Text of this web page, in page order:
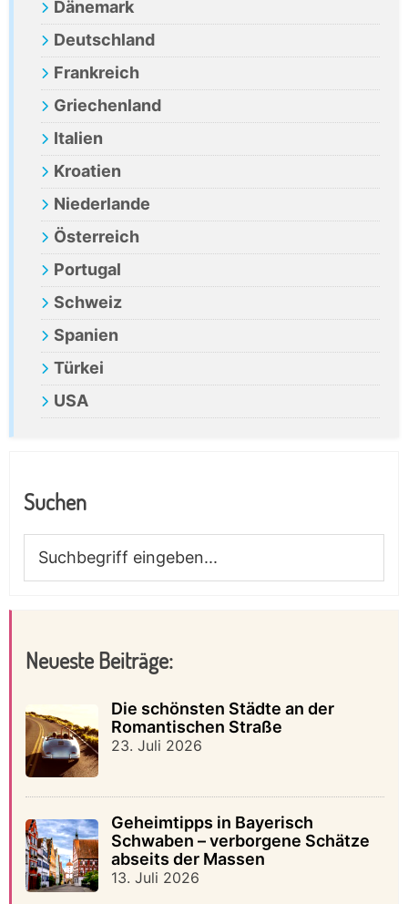
Dänemark
Deutschland
Frankreich
Griechenland
Italien
Kroatien
Niederlande
Österreich
Portugal
Schweiz
Spanien
Türkei
USA
Suchen
eingeben...
Neueste Beiträge:
Die schönsten Städte an der
Romantischen Straße
23. Juli 2026
Geheimtipps in Bayerisch
Schwaben – verborgene Schätze
abseits der Massen
13. Juli 2026